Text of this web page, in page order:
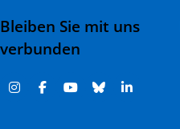
Bleiben Sie mit uns
verbunden